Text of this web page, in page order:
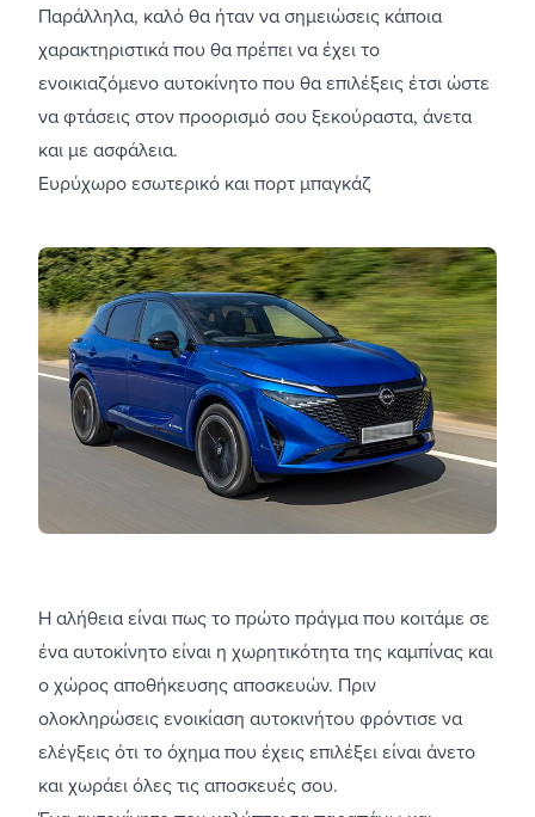
Παράλληλα, καλό θα ήταν να σημειώσεις κάποια
χαρακτηριστικά που θα πρέπει να έχει το
ενοικιαζόμενο αυτοκίνητο που θα επιλέξεις έτσι ώστε
να φτάσεις στον προορισμό σου ξεκούραστα, άνετα
και με ασφάλεια.
Ευρύχωρο εσωτερικό και πορτ μπαγκάζ
Η αλήθεια είναι πως το πρώτο πράγμα που κοιτάμε σε
ένα αυτοκίνητο είναι η χωρητικότητα της καμπίνας και
ο χώρος αποθήκευσης αποσκευών. Πριν
ολοκληρώσεις ενοικίαση αυτοκινήτου φρόντισε να
ελέγξεις ότι το όχημα που έχεις επιλέξει είναι άνετο
και χωράει όλες τις αποσκευές σου.